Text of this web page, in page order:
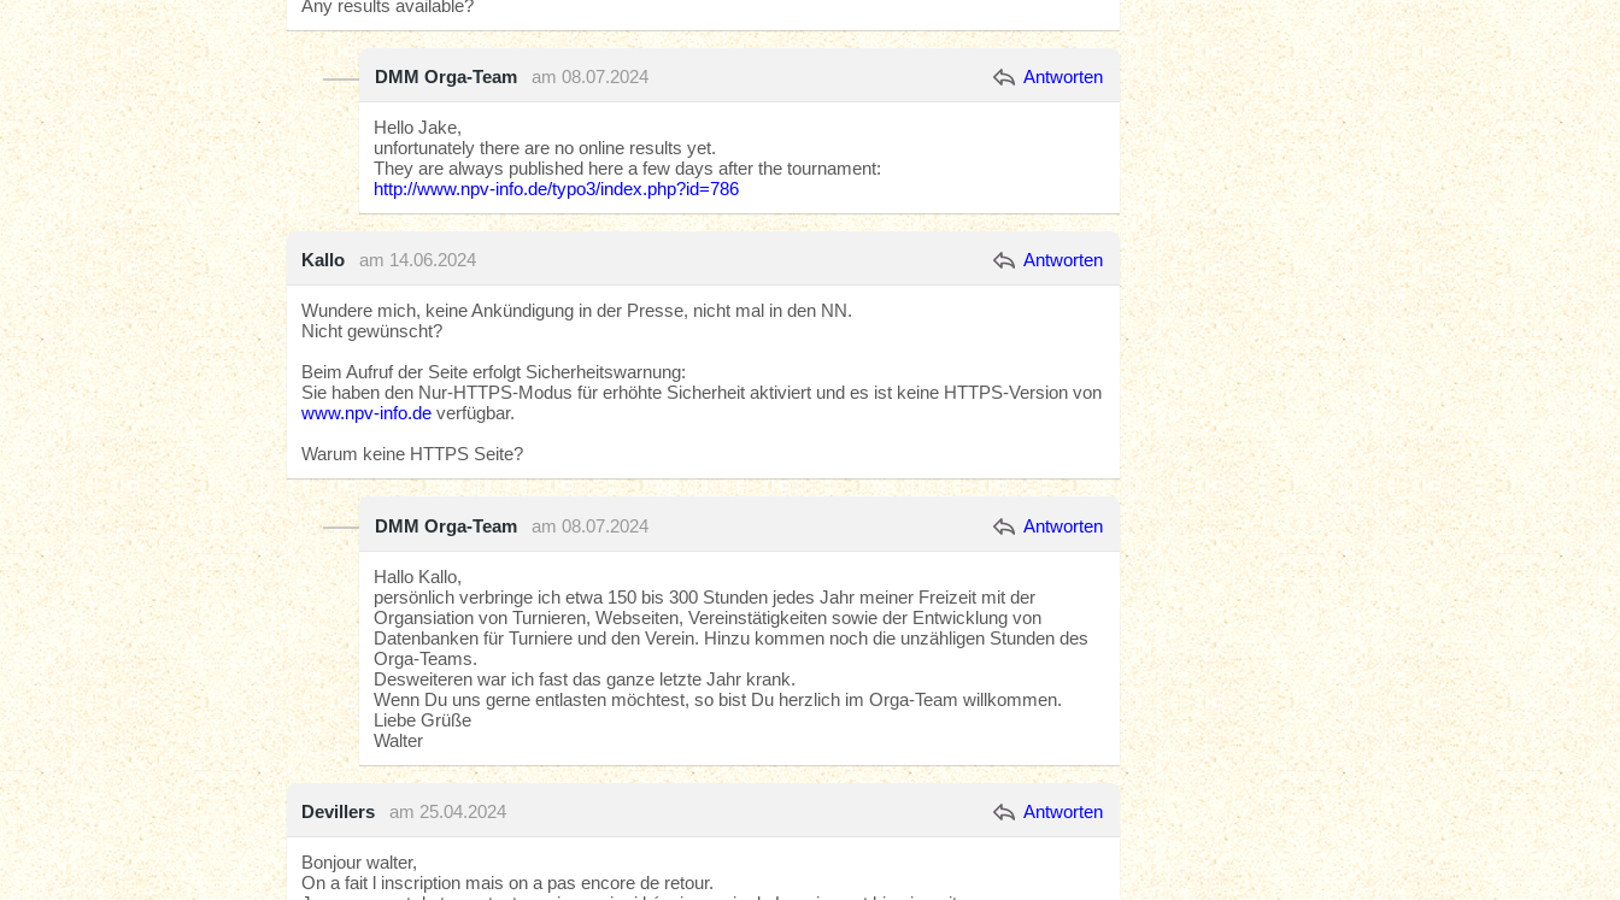
Any results available?
DMM Orga-Team am 08.07.2024 Antworten
Hello Jake,
unfortunately there are no online results yet.
They are always published here a few days after the tournament:
http://www.npv-info.de/typo3/index.php?id=786
Kallo am 14.06.2024 Antworten
Wundere mich, keine Ankündigung in der Presse, nicht mal in den NN.
Nicht gewünscht?
Beim Aufruf der Seite erfolgt Sicherheitswarnung:
Sie haben den Nur-HTTPS-Modus für erhöhte Sicherheit aktiviert und es ist keine HTTPS-Version von
www.npv-info.deverfügbar.
Warum keine HTTPS Seite?
DMM Orga-Team am 08.07.2024 Antworten
Hallo Kallo,
persönlich verbringe ich etwa 150 bis 300 Stunden jedes Jahr meiner Freizeit mit der
Organsiation von Turnieren, Webseiten, Vereinstätigkeiten sowie der Entwicklung von
Datenbanken für Turniere und den Verein. Hinzu kommen noch die unzähligen Stunden des
Orga-Teams.
Desweiteren war ich fast das ganze letzte Jahr krank.
Wenn Du uns gerne entlasten möchtest, so bist Du herzlich im Orga-Team willkommen.
Liebe Grüße
Walter
Devillers am 25.04.2024 Antworten
Bonjour walter,
On a fait l inscription mais on a pas encore de retour.